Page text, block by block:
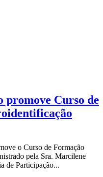
promove Curso de
o Curso de Formação
pela Sra. Marcilene
de Participação...